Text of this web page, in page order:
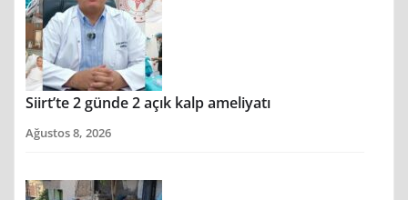
Siirt’te 2 günde 2 açık kalp ameliyatı
Ağustos 8, 2026